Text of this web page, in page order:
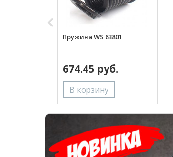
Пружина WS 63801
674.45 руб.